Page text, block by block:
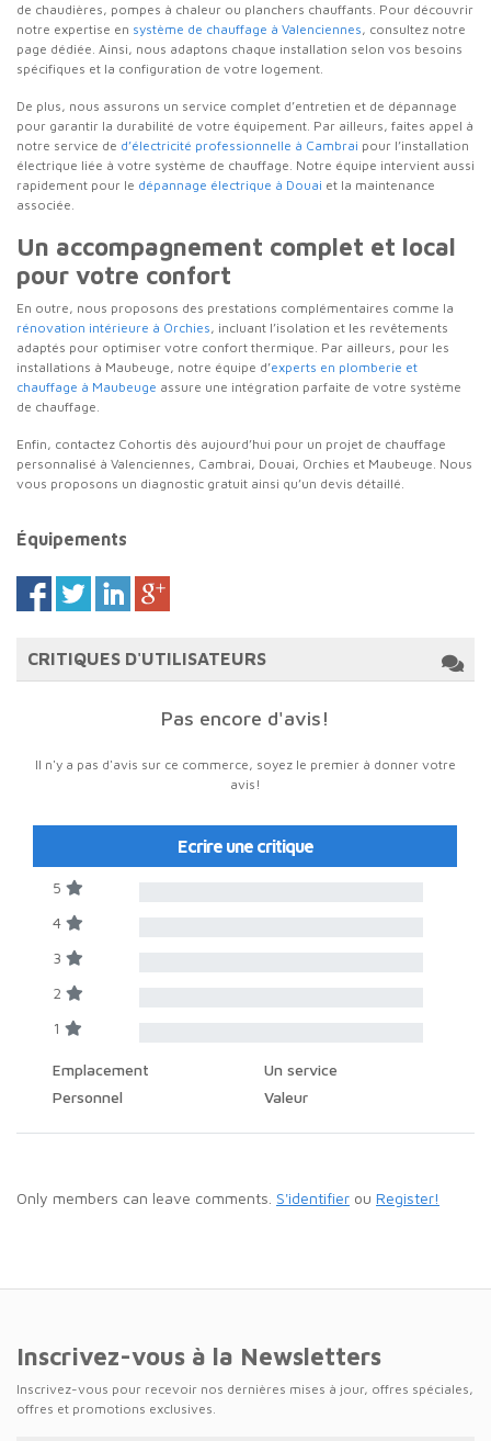
de chaudières, pompes à chaleur ou planchers chauffants. Pour découvrir
notre expertise en système de chauffage à Valenciennes, consultez notre
page dédiée. Ainsi, nous adaptons chaque installation selon vos besoins
spécifiques et la configuration de votre logement.
De plus, nous assurons un service complet d’entretien et de dépannage
pour garantir la durabilité de votre équipement. Par ailleurs, faites appel à
notre service de d’électricité professionnelle à Cambrai pour l’installation
électrique liée à votre système de chauffage. Notre équipe intervient aussi
rapidement pour le dépannage électrique à Douai et la maintenance
associée.
Un accompagnement complet et local
pour votre confort
En outre, nous proposons des prestations complémentaires comme la
rénovation intérieure à Orchies, incluant l’isolation et les revêtements
adaptés pour optimiser votre confort thermique. Par ailleurs, pour les
installations à Maubeuge, notre équipe d’experts en plomberie et
chauffage à Maubeuge assure une intégration parfaite de votre système
de chauffage.
Enfin, contactez Cohortis dès aujourd’hui pour un projet de chauffage
personnalisé à Valenciennes, Cambrai, Douai, Orchies et Maubeuge. Nous
vous proposons un diagnostic gratuit ainsi qu’un devis détaillé.
Équipements
CRITIQUES D'UTILISATEURS
Pas encore d'avis!
Il n'y a pas d'avis sur ce commerce, soyez le premier à donner votre
avis!
Ecrire une critique
5
4
3
2
1
Emplacement
Un service
Personnel
Valeur
Only members can leave comments. S'identifier ou Register!
Inscrivez-vous à la Newsletters
Inscrivez-vous pour recevoir nos dernières mises à jour, offres spéciales,
offres et promotions exclusives.